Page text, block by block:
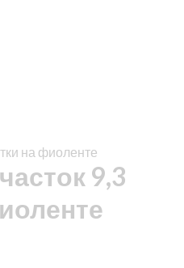
на фиоленте
9,3